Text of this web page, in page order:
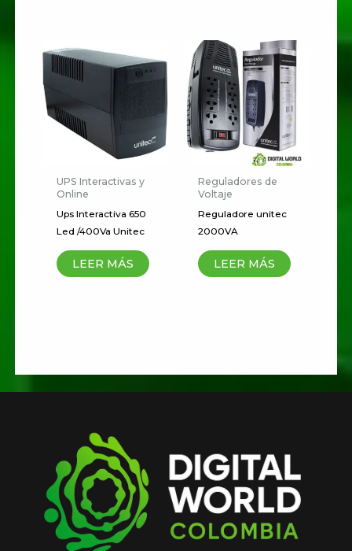
*
Correo electrónico*
Guardar mi nombre, correo
electrónico y sitio web en este
navegador para la próxima vez
que haga un comentario.
UPS Interactivas y
Online
Ups Interactiva 650
Led /400Va Unitec
LEER MÁS
Reguladores de
Voltaje
Reguladore unitec
2000VA
LEER MÁS